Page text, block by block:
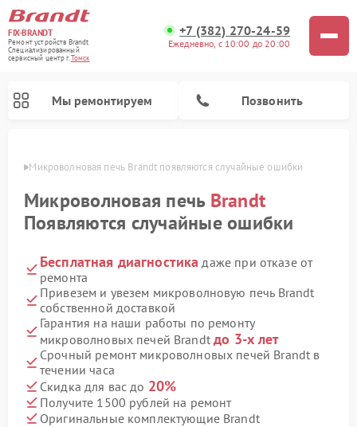
FIX-BRANDT
Ремонт устройств Brandt
Специализированный
cервисный центр г.Томск
+7 (382) 270-24-59
Ежедневно, с 10:00 до 20:00
Мы ремонтируем Позвонить
Микроволновая печь Brandt появляются случайные ошибки
Микроволновая печь Brandt
Появляются случайные ошибки
Бесплатная диагностика даже при отказе от
ремонта
Привезем и увезем микроволновую печь Brandt
собственной доставкой
Гарантия на наши работы по ремонту
микроволновых печей Brandtдо 3-х лет
Срочный ремонт микроволновых печей Brandt в
течении часа
Скидка для вас до 20%
Получите 1500 рублей на ремонт
Оригинальные комплектующие Brandt